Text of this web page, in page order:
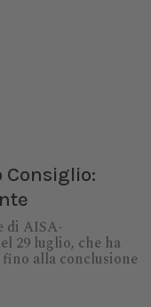
Consiglio:
di AISA-
29 luglio, che ha
alla conclusione